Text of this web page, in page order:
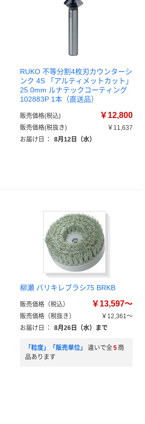
RUKO 不等分割4枚刃カウンターシ
ンク 4S 「アルティメットカット」
25.0mm ルナテックコーティング
102883P 1本（直送品）
販売価格(税込) ￥12,800
販売価格(税抜き)
￥11,637
お届け日
： 8月12日（水）
柳瀬 バリキレブラシ75 BRKB
販売価格（税込） ￥13,597～
販売価格（税抜き）
￥12,361～
お届け日
： 8月26日（水）まで
「粒度」「販売単位」 違いで全5 商
品あります